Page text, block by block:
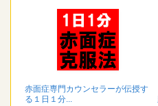
赤面症専門カウンセラーが伝授す
る１日１分...